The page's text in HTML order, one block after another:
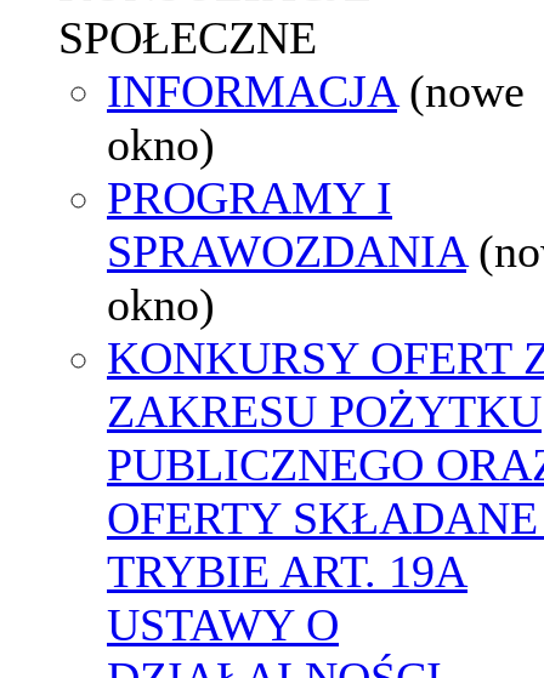
SPOŁECZNE
INFORMACJA (nowe
okno)
PROGRAMY I
SPRAWOZDANIA
okno)
KONKURSY OFERT
ZAKRESU POŻYTKU
PUBLICZNEGO
OFERTY
TRYBIE ART. 19A
USTAWY O